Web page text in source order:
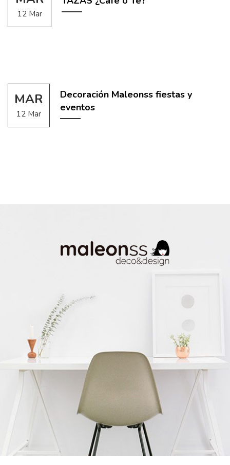
12 Mar
MAR
12 Mar
Decoración Maleonss fiestas y
eventos